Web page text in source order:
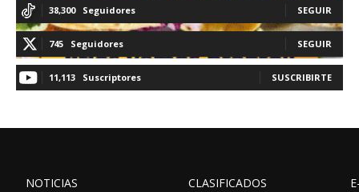
38,300 Seguidores SEGUIR
745 Seguidores SEGUIR
11,113 Suscriptores SUSCRIBIRTE
NOTICIAS
CLASIFICADOS